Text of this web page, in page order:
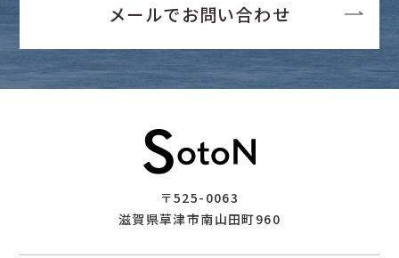
メールでお問い合わせ
〒525-0063
滋賀県草津市南山田町960